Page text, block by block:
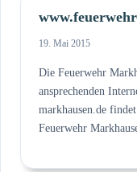
19. Mai 2015
Die Feuerwehr
ansprechenden
markhausen.de
Feuerwehr